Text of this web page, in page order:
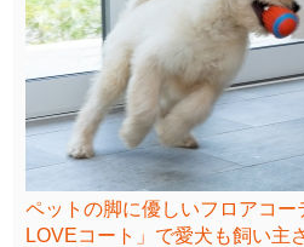
ペットの脚に優しいフロアコ
LOVEコート」で愛犬も飼い主